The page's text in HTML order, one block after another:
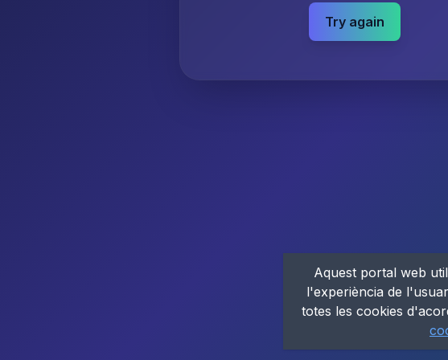
Try again
Aquest portal web
l'experiència de
totes les cookies